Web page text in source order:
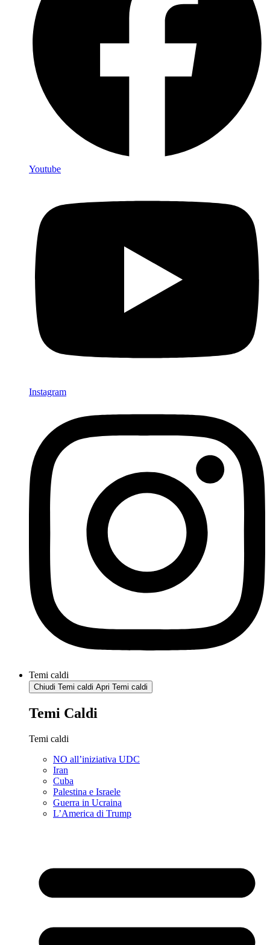
Youtube
Instagram
Temi caldi
Chiudi Temi caldi Apri Temi caldi
Temi Caldi
Temi caldi
NO all’iniziativa UDC
Iran
Cuba
Palestina e Israele
Guerra in Ucraina
L’America di Trump